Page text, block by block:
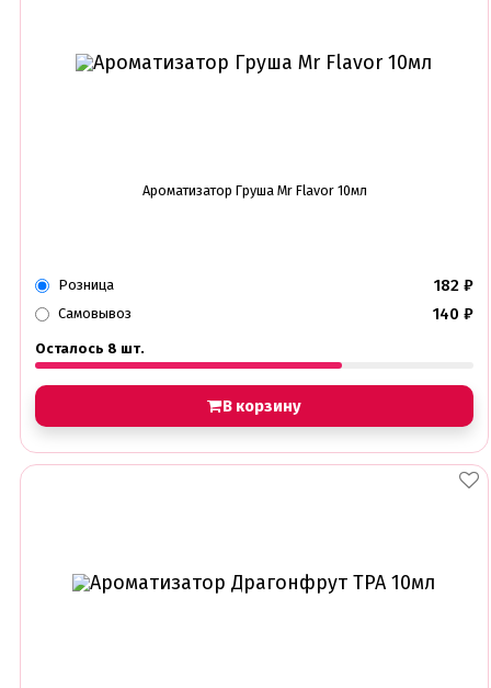
Ароматизатор Груша Mr Flavor 10мл
Розница 182 ₽
Самовывоз 140 ₽
Осталось 8 шт.
В корзину